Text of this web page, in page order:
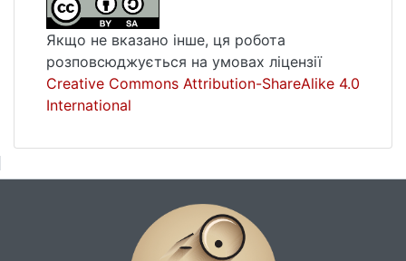
верств населення, щодо рівних
можливостей, боротьбу з бідністю. Вона є
основою для забезпечення миру і гармонії
в суспільстві. Принципи християнської
справедливості постають основою для
справедливість є важливою складовою
релігійної свободи, яка визначається
певним сприйняттям навколишнього
буття, особистісними світоглядними
Якщо не вказано інше, ця робота
розповсюджується на умовах ліцензії
Creative Commons Attribution-ShareAlike 4.0
International